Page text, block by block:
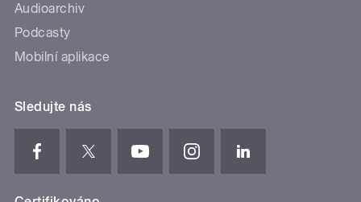
Audioarchiv
Podcasty
Mobilní aplikace
Sledujte nás